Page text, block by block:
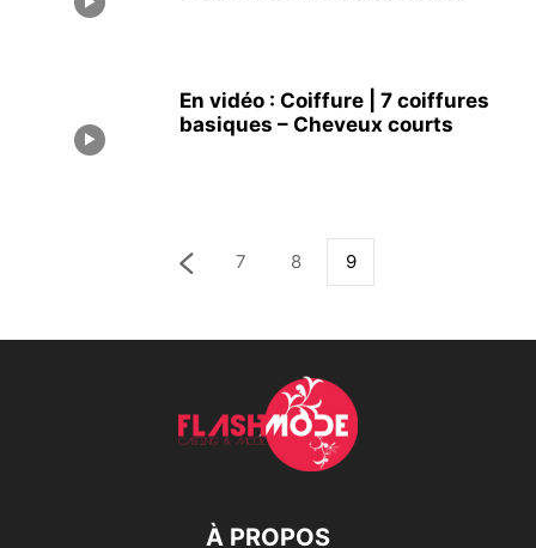
En vidéo : Coiffure | 7 coiffures
basiques – Cheveux courts
7 8 9
À PROPOS